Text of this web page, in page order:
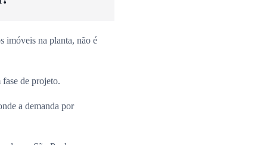
imóveis na planta, não é
de projeto.
a demanda por